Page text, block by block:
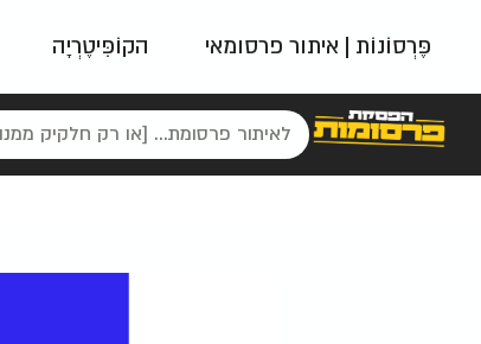
פֶּרְסוֹנוֹת | איתור פרסומאי הקוֹפִּיטֶרְיָה
פאשן
ניינטיז